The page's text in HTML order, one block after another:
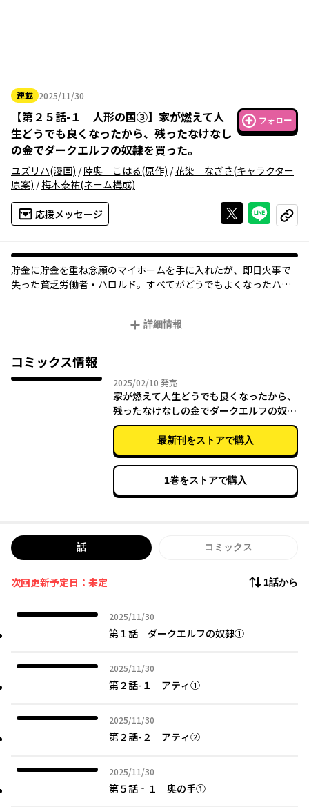
連載 2025/11/30
2025年11月30日
【第２５話-１ 人形の国③】 家が燃えて人
生どうでも良くなったから、残ったなけなし
の金でダークエルフの奴隷を買った。
フォロー
ユズリハ(漫画) /陸奥 こはる(原作) /花染 なぎさ(キャラクター
原案) /梅木泰祐(ネーム構成)
応援メッセージ Xで投稿する
ライン
コピー
貯金に貯金を重ね念願のマイホームを手に入れたが、即日火事で
失った貧乏労働者・ハロルド。すべてがどうでもよくなったハロ
を持つアティの気ままな旅が今、始まる！
詳細情報
コミックス情報
2025/02/10 2025年02月10日
発売
家が燃えて人生どうでも良くなったから、
残ったなけなしの金でダークエルフの奴隷
を買った。 （５）
最新刊をストアで購入
1巻をストアで購入
話 コミックス
次回更新予定日：未定 1話から
2025/11/30
2025年11月30日
第１話 ダークエルフの奴隷①
2025/11/30
2025年11月30日
第２話-１ アティ①
2025/11/30
2025年11月30日
第２話-２ アティ②
2025/11/30
2025年11月30日
第５話‐１ 奥の手①